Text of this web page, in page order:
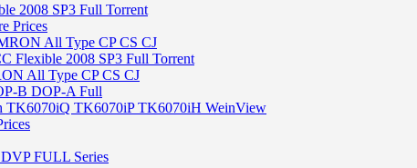
2008 SP3 Full Torrent
Prices
All Type CP CS CJ
Flexible 2008 SP3 Full Torrent
All Type CP CS CJ
B DOP-A Full
TK6070iQ TK6070iP TK6070iH WeinView
FULL Series